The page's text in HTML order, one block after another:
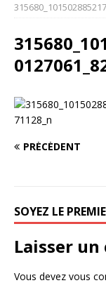
PRÉCÉDENT
SOYEZ LE
Laisser
Vous devez vous